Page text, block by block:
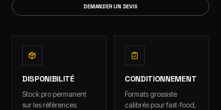
DEMANDER UN DEVIS
DISPONIBILITÉ
Stock pro permanent
sur les références
CONDITIONNEMENT
Formats grossiste
calibrés pour fast-food,